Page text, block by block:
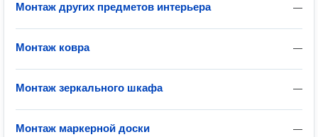
—
Монтаж других предметов интерьера
—
Монтаж ковра
—
Монтаж зеркального шкафа
—
Монтаж маркерной доски